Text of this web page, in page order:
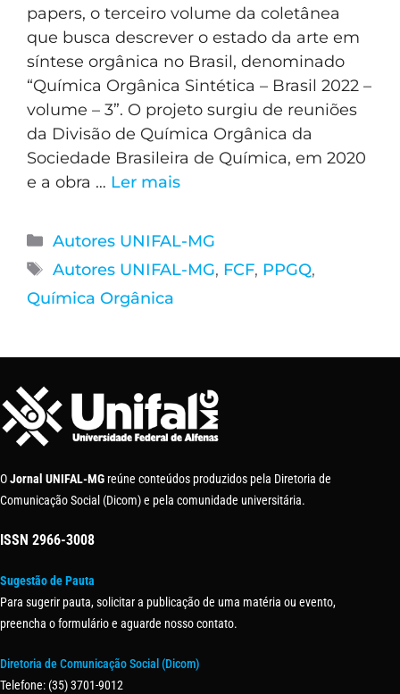
papers, o terceiro volume da coletânea
que busca descrever o estado da arte em
síntese orgânica no Brasil, denominado
“Química Orgânica Sintética – Brasil 2022 –
volume – 3”. O projeto surgiu de reuniões
da Divisão de Química Orgânica da
Sociedade Brasileira de Química, em 2020
e a obra … Ler mais
Autores UNIFAL-MG
Autores UNIFAL-MG, FCF, PPGQ,
Química Orgânica
OJornal UNIFAL-MG reúne conteúdos produzidos pela Diretoria de
Comunicação Social (Dicom) e pela comunidade universitária.
ISSN 2966-3008
Sugestão de Pauta
Para sugerir pauta, solicitar a publicação de uma matéria ou evento,
preencha o formulário e aguarde nosso contato.
Diretoria de Comunicação Social (Dicom)
Telefone: (35) 3701-9012